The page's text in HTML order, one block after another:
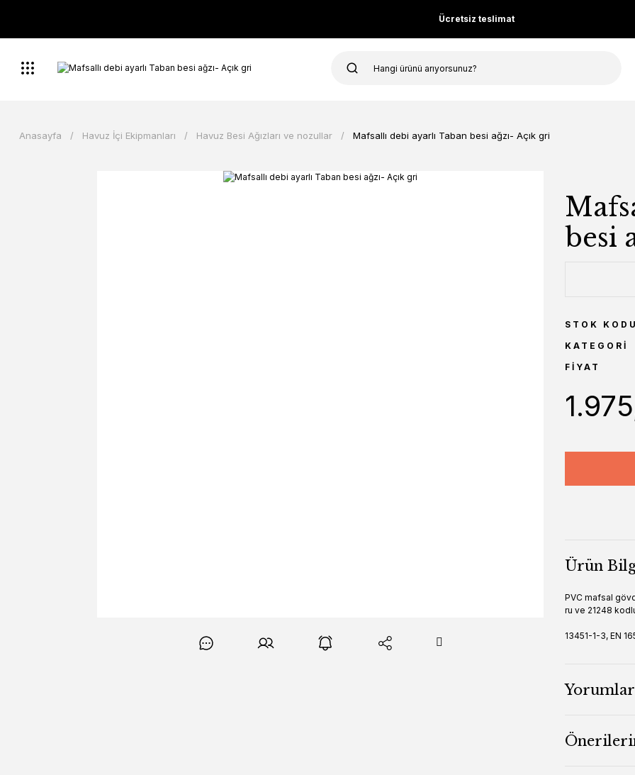
Ücretsiz teslimat
Anasayfa Havuz İçi Ekipmanları Havuz Besi Ağızları ve nozullar Mafsallı debi ayarlı Taban besi ağzı- Açık gri
besi
STOK KODU
KATEGORI
FIYAT
Ürün
PVC mafsal
ru ve 21248
13451-1-3, EN
Yorumlar